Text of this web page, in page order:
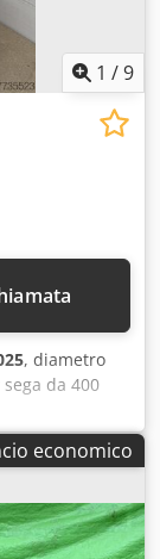
1 /9
, diametro
da 400
pneumatici
Si Ndox
–
economico